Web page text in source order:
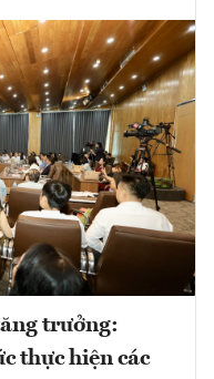
trưởng:
thực hiện các